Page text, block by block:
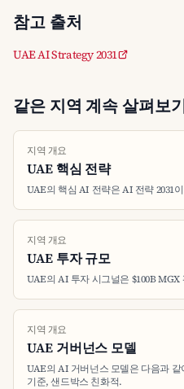
참고 출처
UAE AI Strategy 2031
같은 지역 계속 살펴보
지역 개요
UAE 핵심 전략
UAE의 핵심 AI 전략은 AI 전략 2031
지역 개요
UAE 투자 규모
UAE의 AI 투자 시그널은 $100B
지역 개요
UAE 거버넌스 모델
UAE의 AI 거버넌스 모델은 다음과
기준, 샌드박스 친화적.